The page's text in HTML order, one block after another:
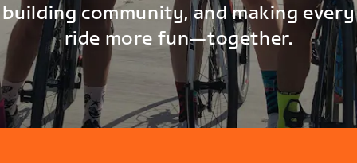
building community, and making every
ride more fun—together.